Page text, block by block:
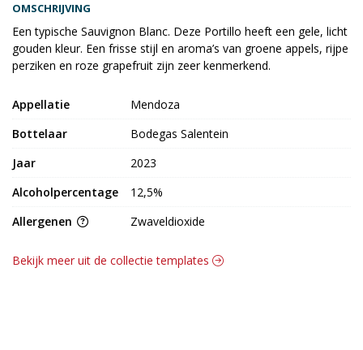
OMSCHRIJVING
Een typische Sauvignon Blanc. Deze Portillo heeft een gele, licht
gouden kleur. Een frisse stijl en aroma’s van groene appels, rijpe
perziken en roze grapefruit zijn zeer kenmerkend.
Appellatie
Mendoza
Bottelaar
Bodegas Salentein
Jaar
2023
Alcoholpercentage
12,5%
Allergenen
Zwaveldioxide
Bekijk meer uit de collectie templates